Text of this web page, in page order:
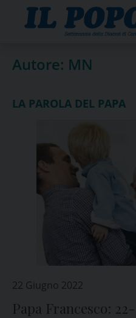
Autore: MN
LA PAROLA DEL PAPA
22 Giugno 2022
Papa Francesco: